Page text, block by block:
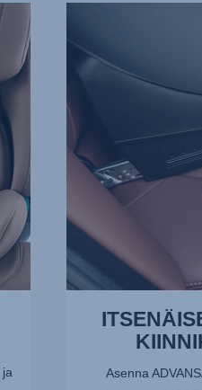
KIINNIKKEET,
Asenna